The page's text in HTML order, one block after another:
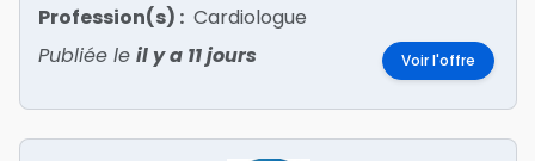
Profession(s) : Cardiologue
Publiée le il y a 11 jours Voir l'offre